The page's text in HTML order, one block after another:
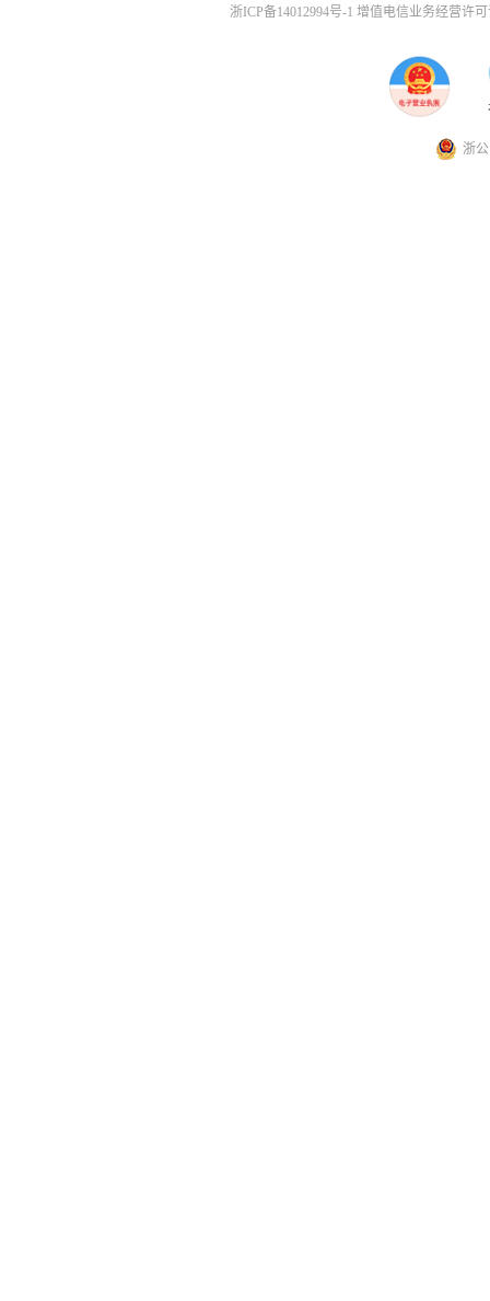
浙ICP备14012994号-1 增值电信业务经营许
浙公